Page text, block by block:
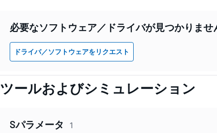
必要なソフトウェア／ドライバが見つかりませ
ドライバ／ソフトウェアをリクエスト
ツールおよびシミュレーション
Sパラメータ 1